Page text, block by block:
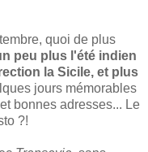
quoi de plus
peu plus l'été indien
la Sicile, et plus
jours mémorables
bonnes adresses... Le
?!